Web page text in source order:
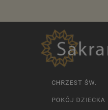
CHRZEST ŚW.
POKÓJ DZIECKA